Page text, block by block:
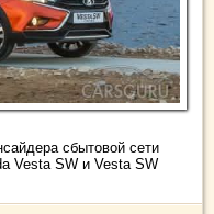
сбытовой сети
Vesta SW и Vesta SW